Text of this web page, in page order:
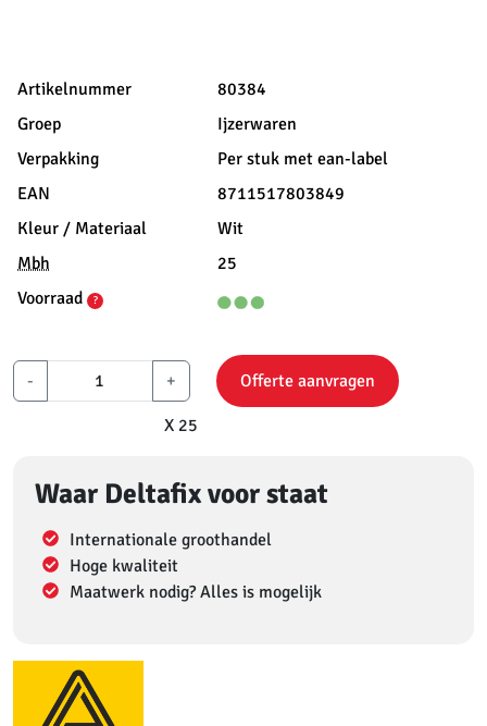
Artikelnummer
80384
Groep
Ijzerwaren
Verpakking
Per stuk met ean-label
EAN
8711517803849
Kleur / Materiaal
Wit
Mbh
25
Voorraad
?
- +
X 25
Offerte aanvragen
Waar Deltafix voor staat
Internationale groothandel
Hoge kwaliteit
Maatwerk nodig? Alles is mogelijk